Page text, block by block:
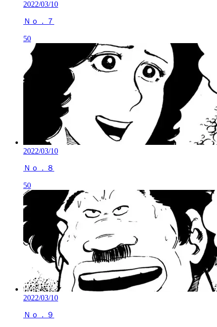
2022/03/10
Ｎｏ．７
50
2022/03/10
Ｎｏ．８
50
2022/03/10
Ｎｏ．９